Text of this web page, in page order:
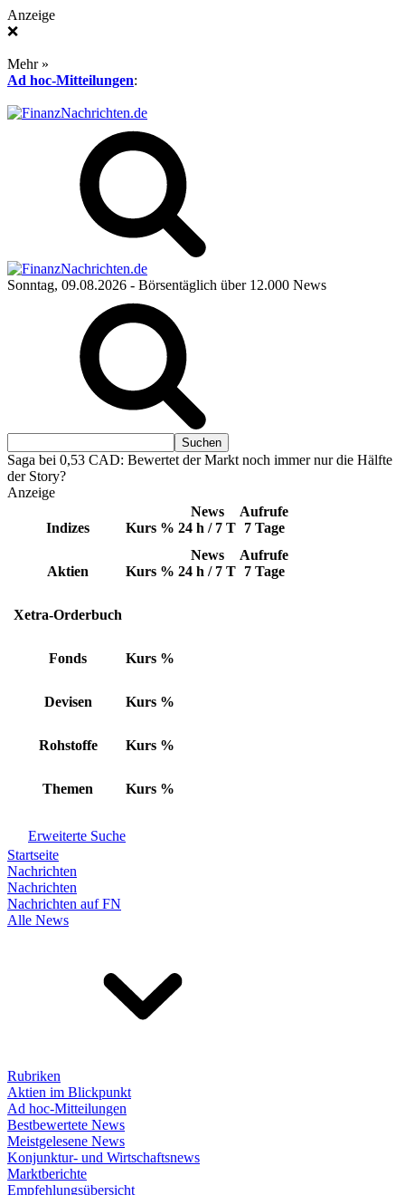
Anzeige
❌
Mehr »
Ad hoc-Mitteilungen:
Sonntag, 09.08.2026 - Börsentäglich über 12.000 News
Saga bei 0,53 CAD: Bewertet der Markt noch immer nur die Hälfte
der Story?
Anzeige
Indizes Kurs %
News
24 h / 7 T
Aufrufe
7 Tage
Aktien Kurs %
News
24 h / 7 T
Aufrufe
7 Tage
Xetra-Orderbuch
Fonds Kurs %
Devisen Kurs %
Rohstoffe Kurs %
Themen Kurs %
Erweiterte Suche
Startseite
Nachrichten
Nachrichten
Nachrichten auf FN
Alle News
Rubriken
Aktien im Blickpunkt
Ad hoc-Mitteilungen
Bestbewertete News
Meistgelesene News
Konjunktur- und Wirtschaftsnews
Marktberichte
Empfehlungsübersicht